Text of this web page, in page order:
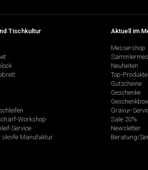
Tischkultur
Workshop
Service
sknife Manufaktur
Aktuell im
Messershop
Neuheiten
Top-Produkte
Gutscheine
Geschenke
Gravur-
Sale 20%
Newsletter
Beratung/